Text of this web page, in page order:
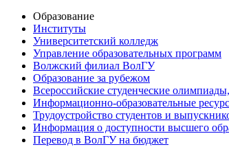
Образование
Институты
Университетский колледж
Управление образовательных программ
Волжский филиал ВолГУ
Образование за рубежом
Всероссийские студенческие
Информационно-образовательные
Трудоустройство студентов и
Информация о доступности высшего
Перевод в ВолГУ на бюджет